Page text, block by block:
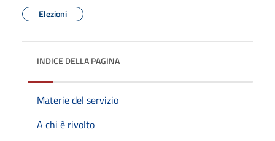
Elezioni
INDICE DELLA PAGINA
Materie del servizio
A chi è rivolto